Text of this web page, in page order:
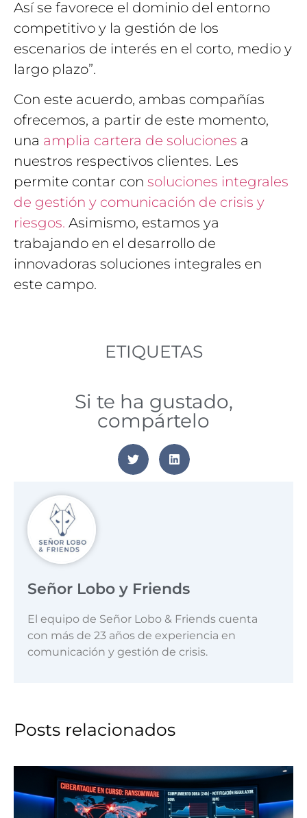
Así se favorece el dominio del entorno
competitivo y la gestión de los
escenarios de interés en el corto, medio y
largo plazo”.
Con este acuerdo, ambas compañías
ofrecemos, a partir de este momento,
una amplia cartera de soluciones a
nuestros respectivos clientes. Les
permite contar con soluciones integrales
de gestión y comunicación de crisis y
riesgos. Asimismo, estamos ya
trabajando en el desarrollo de
innovadoras soluciones integrales en
este campo.
ETIQUETAS
Si te ha gustado,
compártelo
Señor Lobo y Friends
El equipo de Señor Lobo & Friends cuenta
con más de 23 años de experiencia en
comunicación y gestión de crisis.
Posts relacionados